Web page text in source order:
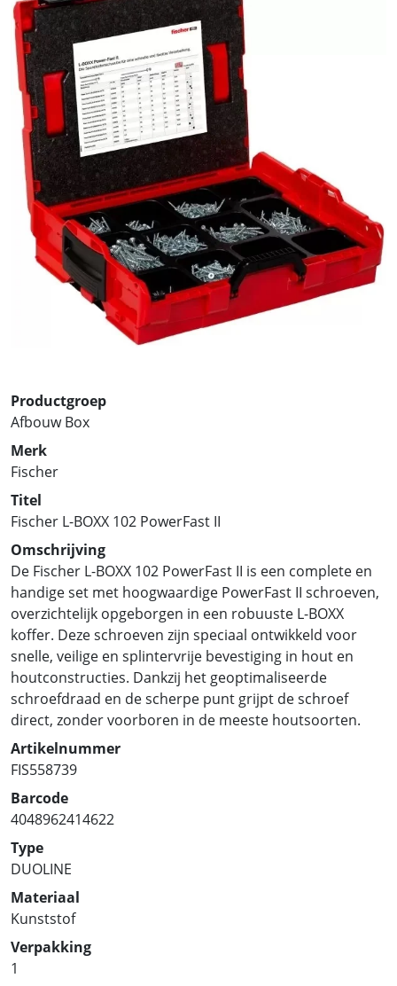
Productgroep
Afbouw Box
Merk
Fischer
Titel
Fischer L-BOXX 102 PowerFast II
Omschrijving
De Fischer L-BOXX 102 PowerFast II is een complete en
handige set met hoogwaardige PowerFast II schroeven,
overzichtelijk opgeborgen in een robuuste L-BOXX
koffer. Deze schroeven zijn speciaal ontwikkeld voor
snelle, veilige en splintervrije bevestiging in hout en
houtconstructies. Dankzij het geoptimaliseerde
schroefdraad en de scherpe punt grijpt de schroef
direct, zonder voorboren in de meeste houtsoorten.
Artikelnummer
FIS558739
Barcode
4048962414622
Type
DUOLINE
Materiaal
Kunststof
Verpakking
1